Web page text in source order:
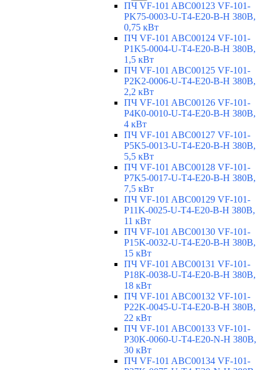
ПЧ VF-101 ABC00123 VF-101-
PK75-0003-U-T4-E20-B-H 380В,
0,75 кВт
ПЧ VF-101 ABC00124 VF-101-
P1K5-0004-U-T4-E20-B-H 380В,
1,5 кВт
ПЧ VF-101 ABC00125 VF-101-
P2K2-0006-U-T4-E20-B-H 380В,
2,2 кВт
ПЧ VF-101 ABC00126 VF-101-
P4K0-0010-U-T4-E20-B-H 380В,
4 кВт
ПЧ VF-101 ABC00127 VF-101-
P5K5-0013-U-T4-E20-B-H 380В,
5,5 кВт
ПЧ VF-101 ABC00128 VF-101-
P7K5-0017-U-T4-E20-B-H 380В,
7,5 кВт
ПЧ VF-101 ABC00129 VF-101-
P11K-0025-U-T4-E20-B-H 380В,
11 кВт
ПЧ VF-101 ABC00130 VF-101-
P15K-0032-U-T4-E20-B-H 380В,
15 кВт
ПЧ VF-101 ABC00131 VF-101-
P18K-0038-U-T4-E20-B-H 380В,
18 кВт
ПЧ VF-101 ABC00132 VF-101-
P22K-0045-U-T4-E20-B-H 380В,
22 кВт
ПЧ VF-101 ABC00133 VF-101-
P30K-0060-U-T4-E20-N-H 380В,
30 кВт
ПЧ VF-101 ABC00134 VF-101-